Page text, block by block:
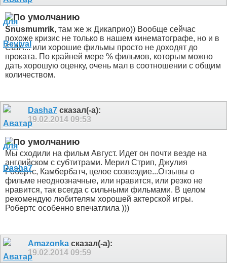
Snusmumrik, там же ж Дикаприо)) Вообще сейчас
похоже кризис не только в нашем кинематографе, но и в
США... или хорошие фильмы просто не доходят до
проката. По крайней мере % фильмов, которым можно
дать хорошую оценку, очень мал в соотношении с общим
количеством.
Dasha7 сказал(-а):
19.02.2014 09:53
Мы сходили на фильм Август. Идет он почти везде на
английском с субтитрами. Мерил Стрип, Джулия
Робертс, Камбербатч, целое созвездие...Отзывы о
фильме неоднозначные, или нравится, или резко не
нравится, так всегда с сильными фильмами. В целом
рекомендую любителям хорошей актерской игры.
Робертс особенно впечатлила )))
Amazonka сказал(-а):
19.02.2014 09:59